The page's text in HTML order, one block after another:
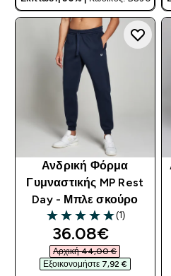
Ανδρική Φόρμα
Γυμναστικής MP Rest
Day - Μπλε σκούρο
5 out of 5 stars
(1)
discounted
36.08€‎
Αρχική 44,00 €‎
Εξοικονομήστε 7,92 €‎